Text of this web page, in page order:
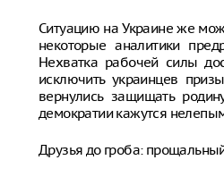
Ситуацию на Украине же
некоторые аналитики
Нехватка рабочей силы
исключить украинцев
вернулись защищать
демократии кажутся
Друзья до гроба: